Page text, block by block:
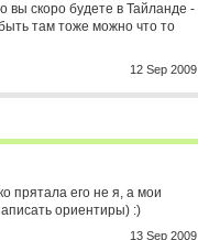
вы скоро будете в Тайланде -
там тоже можно что то
12 Sep 2009
прятала его не я, а мои
ориентиры) :)
13 Sep 2009